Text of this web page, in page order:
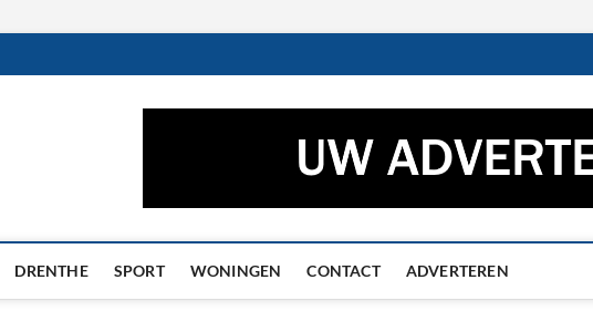
NoordActueel – Het laatste
DRENTHE SPORT WONINGEN CONTACT ADVERTEREN